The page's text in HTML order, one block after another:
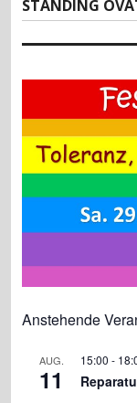
k
Nächster
Beitrag:
STANDING
Anstehende
AUG.
11
15:00 -